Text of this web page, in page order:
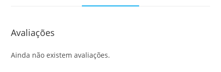
Avaliações
Ainda não existem avaliações.